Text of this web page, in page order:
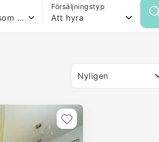
Vilken yta som helst
Försäljningstyp
Att hyra
Nyligen